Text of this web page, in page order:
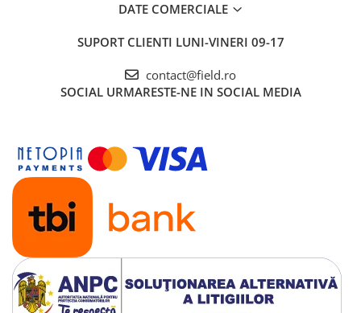
DATE COMERCIALE
SUPORT CLIENTI LUNI-VINERI 09-17
contact@field.ro
SOCIAL URMARESTE-NE IN SOCIAL MEDIA